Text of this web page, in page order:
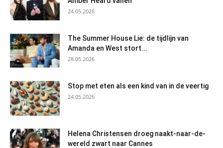
24.05.2026
The Summer House Lie: de tijdlijn van
Amanda en West stort...
28.05.2026
Stop met eten als een kind van in de veertig
24.05.2026
Helena Christensen droeg naakt-naar-de-
wereld zwart naar Cannes